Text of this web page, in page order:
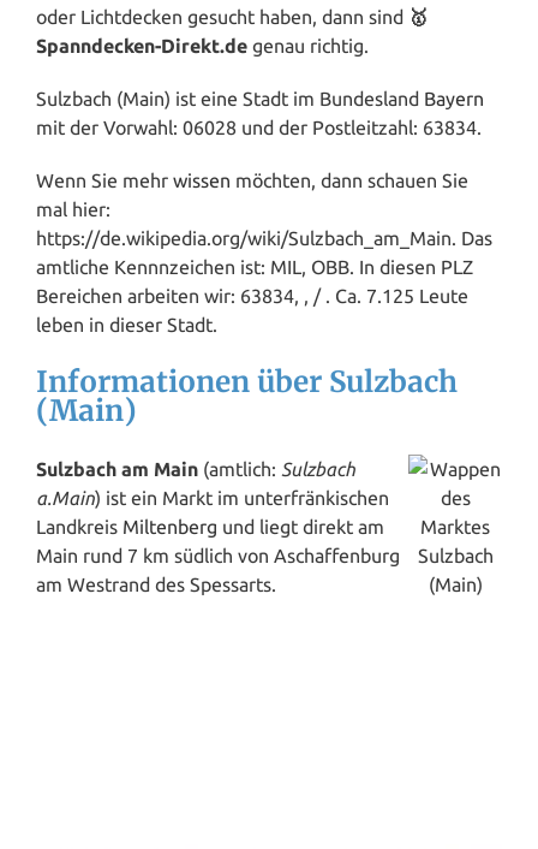
oder Lichtdecken gesucht haben, dann sind 🥇
Spanndecken-Direkt.de genau richtig.
Sulzbach (Main) ist eine Stadt im Bundesland Bayern
mit der Vorwahl: 06028 und der Postleitzahl: 63834.
Wenn Sie mehr wissen möchten, dann schauen Sie
mal hier:
https://de.wikipedia.org/wiki/Sulzbach_am_Main. Das
amtliche Kennnzeichen ist: MIL, OBB. In diesen PLZ
Bereichen arbeiten wir: 63834, , / . Ca. 7.125 Leute
leben in dieser Stadt.
Informationen über Sulzbach
(Main)
Sulzbach am Main (amtlich: Sulzbach
a.Main) ist ein Markt im unterfränkischen
Landkreis Miltenberg und liegt direkt am
Main rund 7 km südlich von Aschaffenburg
am Westrand des Spessarts.